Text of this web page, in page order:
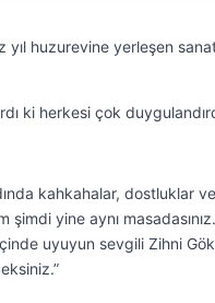
huzurevine yerleşen
ki herkesi çok
kahkahalar, dostluklar ve
şimdi yine aynı
uyuyun sevgili Zihni